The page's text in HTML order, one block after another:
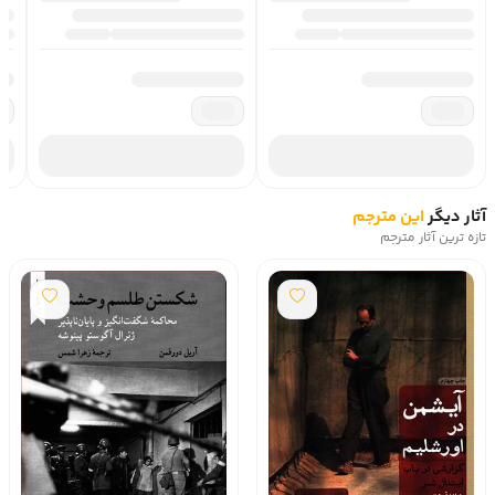
فردي و ذاتي، بلکه ناشي از فقدان وجدان و تفکر و تبعيت محض
داشته‌اند.
درباره هانا آرنت، نويسنده کتاب «آيشمن در اورشليم»
هانا آرنت (Hannah Arendt)، زاده 1906 در آلمان و درگذشته به
سال 1975 در امريکا، از فيلسوفان و نظريه‌پردازان سياسي مطرح
قرن بيستم بود. آرنت يهودي بود و با قدرت گرفتن نازي‌ها در
آلمان از کشور خود به فرانسه گريخت و از آنجا نيز، به دليل اينکه
فرانسه نيز داشت به اشغال آلمان نازي درمي‌آمد، به امريکا
مهاجرت کرد. وضعيت مهاجران و آوارگان و پناهندگان سياسي
يکي از دغدغه‌هاي آرنت بود و در مباحث نظري‌اش به اين موضوع
مي‌پرداخت. او همچنين در مدتي که در فرانسه اقامت داشت با
آثار دیگراین مترجم
تازه ترین آثار مترجم